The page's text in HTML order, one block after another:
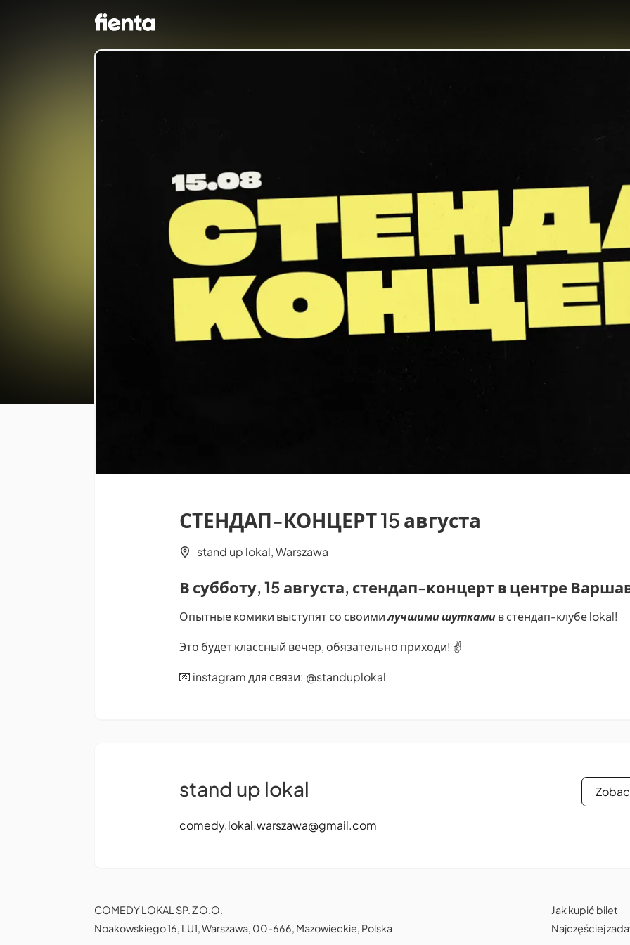
СТЕНДАП-КОНЦЕРТ 15 августа
stand up lokal, Warszawa
В субботу, 15 августа, стендап-концерт в центре
Опытные комики выступят со своимилучшими шуткамив стендап-клубе lokal!
Это будет классный вечер, обязательно приходи! ✌️
💌 instagram для связи: @standuplokal
stand up lokal
comedy.lokal.warszawa@gmail.com
COMEDY LOKAL SP. Z O.O.
Noakowskiego 16, LU1, Warszawa, 00-666, Mazowieckie, Polska
Jak kupić bilet
Najczęściej